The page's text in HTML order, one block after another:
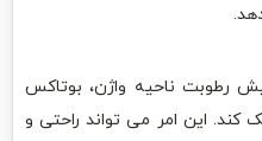
رطوبت ناحیه واژن، بوتاکس
کند. این امر می تواند راحتی و